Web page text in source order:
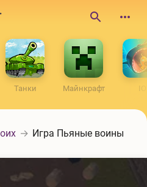
по
сайту
Танки Майнкрафт IO
Игра Пьяные воины